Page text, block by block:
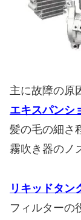
主に故障の原
エキスパンシ
髪の毛の細さ
霧吹き器のノ
リキッドタン
フィルターの